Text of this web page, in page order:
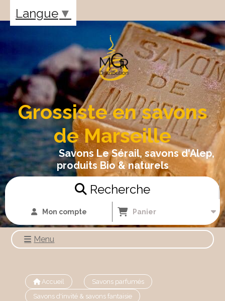
Grossiste en savons
de Marseille
Savons Le Sérail, savons d'Alep,
produits Bio & naturels
Recherche
Mon compte Panier
Menu
Accueil
Savons parfumés
Savons d'invité & savons fantaisie
Langue ▼